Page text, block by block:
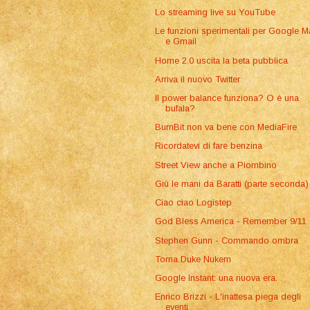
Lo streaming live su YouTube
Le funzioni sperimentali per Google
e Gmail
Home 2.0 uscita la beta pubblica
Arriva il nuovo Twitter
Il power balance funziona? O è una
bufala?
BurnBit non va bene con MediaFire
Ricordatevi di fare benzina
Street View anche a Piombino
Giù le mani da Baratti (parte seconda)
Ciao ciao Logistep
God Bless America - Remember 9/11
Stephen Gunn - Commando ombra
Torna Duke Nukem
Google Instant: una nuova era.
Enrico Brizzi - L'inattesa piega degli
eventi